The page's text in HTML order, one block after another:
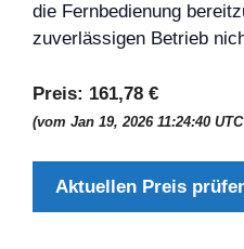
die Fernbedienung
zuverlässigen Betrieb
Preis: 161,78 €
(vom Jan 19, 2026 11:24:40
Aktuellen Preis